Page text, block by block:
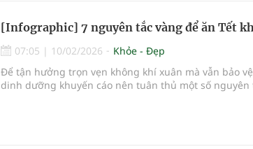
[Infographic] 7 nguyên tắc vàng để ăn Tết
07:05 | 10/02/2026
Khỏe - Đẹp
Để tận hưởng trọn vẹn không khí xuân mà vẫn bảo
dinh dưỡng khuyến cáo nên tuân thủ một số